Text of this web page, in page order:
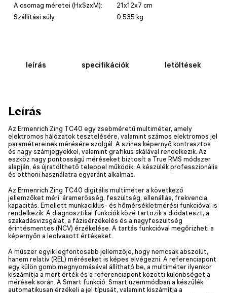
A csomag méretei (HxSzxM):
21x12x7 cm
Szállítási súly
0.535 kg
leírás specifikációk letöltések
Leírás
Az Ermenrich Zing TC40 egy zsebméretű multiméter, amely
elektromos hálózatok tesztelésére, valamint számos elektromos jel
paramétereinek mérésére szolgál. A színes képernyő kontrasztos
és nagy számjegyekkel, valamint grafikus skálával rendelkezik. Az
eszköz nagy pontosságú méréseket biztosít a True RMS módszer
alapján, és újratölthető teleppel működik. A készülék professzionális
és otthoni használatra egyaránt alkalmas.
Az Ermenrich Zing TC40 digitális multiméter a következő
jellemzőket méri: áramerősség, feszültség, ellenállás, frekvencia,
kapacitás. Emellett munkaciklus- és hőmérsékletmérési funkcióval is
rendelkezik. A diagnosztikai funkciók közé tartozik a diódateszt, a
szakadásvizsgálat, a fázisérzékelés és a nagyfeszültség
érintésmentes (NCV) érzékelése. A tartás funkcióval megőrizheti a
képernyőn a leolvasott értékeket.
A műszer egyik legfontosabb jellemzője, hogy nemcsak abszolút,
hanem relatív (REL) méréseket is képes elvégezni. A referenciapont
egy külön gomb megnyomásával állítható be, a multiméter ilyenkor
kiszámítja a mért érték és a referenciapont közötti különbséget a
mérések során. A Smart funkció: Smart üzemmódban a készülék
automatikusan érzékeli a jel típusát, valamint kiszámítja a